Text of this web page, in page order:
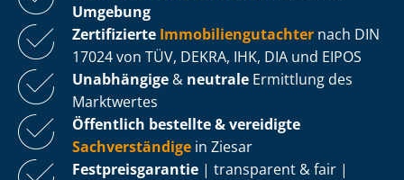
Umgebung
Zertifizierte Im­mo­bi­li­en­gut­ach­ter nach DIN
17024 von TÜV, DEKRA, IHK, DIA und EIPOS
Unabhängige & neutrale Ermittlung des
Marktwertes
Öffentlich bestellte & vereidigte
Sachverständige in Ziesar
Fest­preis­ga­ran­tie | transparent & fair |